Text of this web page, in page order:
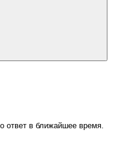
ответ в ближайшее время.